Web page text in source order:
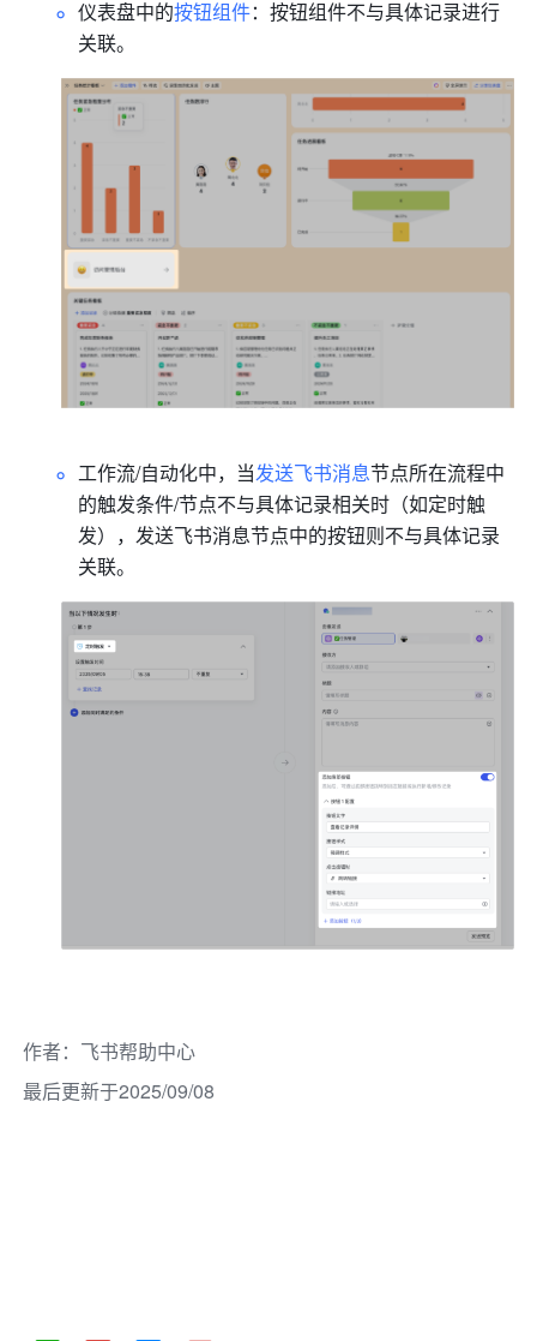
仪表盘中的按钮组件：按钮组件不与具体记录进行
关联。
工作流/自动化中，当发送飞书消息节点所在流程中
的触发条件/节点不与具体记录相关时（如定时触
发），发送飞书消息节点中的按钮则不与具体记录
关联。
作者： 飞书帮助中心
最后更新于2025/09/08